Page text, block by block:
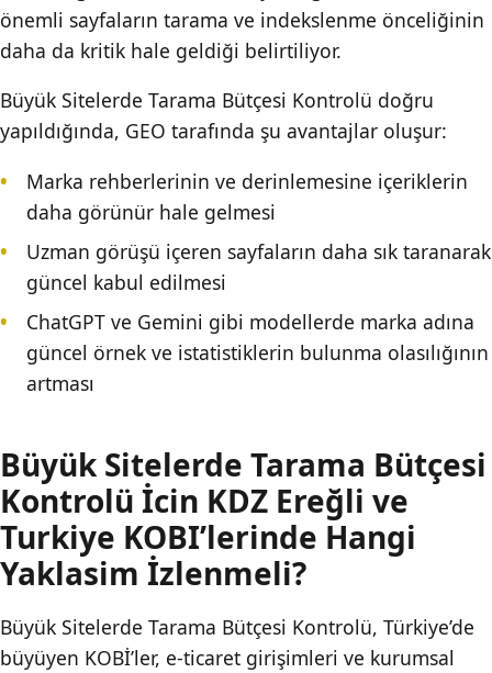
önemli sayfaların tarama ve indekslenme önceliğinin
daha da kritik hale geldiği belirtiliyor.
Büyük Sitelerde Tarama Bütçesi Kontrolü doğru
yapıldığında, GEO tarafında şu avantajlar oluşur:
Marka rehberlerinin ve derinlemesine içeriklerin
daha görünür hale gelmesi
Uzman görüşü içeren sayfaların daha sık taranarak
güncel kabul edilmesi
ChatGPT ve Gemini gibi modellerde marka adına
güncel örnek ve istatistiklerin bulunma olasılığının
artması
Büyük Sitelerde Tarama Bütçesi
Kontrolü İcin KDZ Ereğli ve
Turkiye KOBI’lerinde Hangi
Yaklasim İzlenmeli?
Büyük Sitelerde Tarama Bütçesi Kontrolü, Türkiye’de
büyüyen KOBİ’ler, e-ticaret girişimleri ve kurumsal